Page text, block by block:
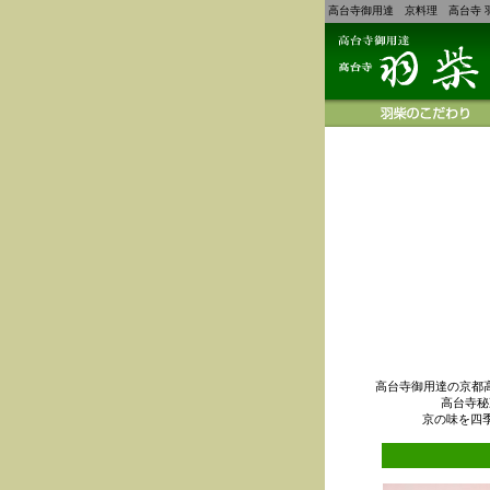
高台寺御用達 京料理 高台寺
高台寺御用達の京都
高台寺
京の味を四